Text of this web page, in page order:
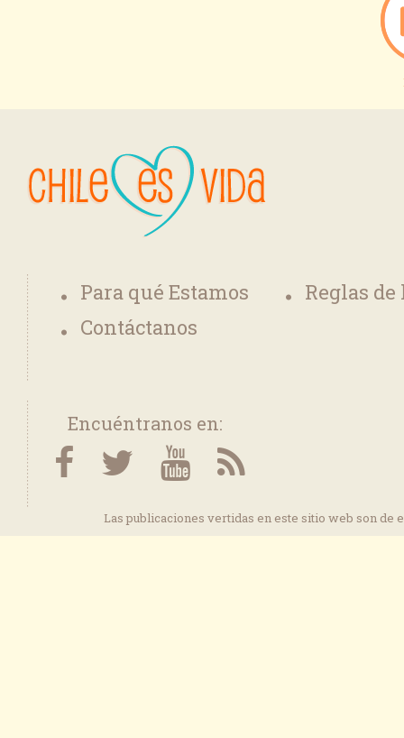
Para qué Estamos
Reglas
Contáctanos
Encuéntranos en:
Las publicaciones vertidas en este sitio web son de